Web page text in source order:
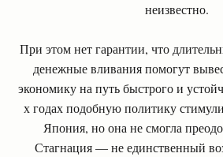
неизвестно.
При этом нет гарантии, что
денежные вливания помогут
экономику на путь быстрого и
х годах подобную политику
Япония, но она не смогла
Стагнация — не единственный